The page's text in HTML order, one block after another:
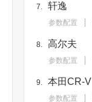
7. 轩逸
参数配置
8. 高尔夫
参数配置
9. 本田CR-V
参数配置